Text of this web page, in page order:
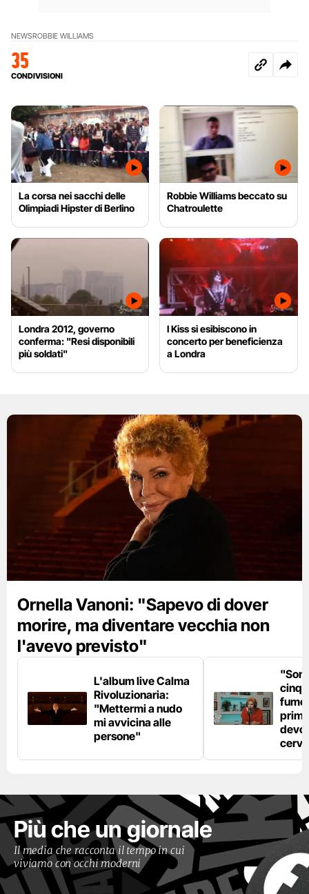
NEWSROBBIE WILLIAMS
35
CONDIVISIONI
La corsa nei sacchi delle
Olimpiadi Hipster di Berlino
Robbie Williams beccato su
Chatroulette
Londra 2012, governo
conferma: "Resi disponibili
più soldati"
I Kiss si esibiscono in
concerto per beneficienza
a Londra
Ornella Vanoni: "Sapevo di dover
morire, ma diventare vecchia non
l'avevo previsto"
L'album live Calma
Rivoluzionaria:
"Mettermi a nudo
mi avvicina alle
persone"
fumo
devo
Più che un giornale
Il media che racconta il tempo in cui
viviamo con occhi moderni